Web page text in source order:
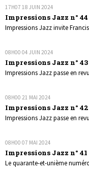
17H07 18 JUIN 2024
Impressions Jazz n°
Impressions Jazz invite
08H00 04 JUIN 2024
Impressions Jazz n°
Impressions Jazz passe en
08H00 21 MAI 2024
Impressions Jazz n°
Impressions Jazz passe en
08H00 07 MAI 2024
Impressions Jazz n°
Le quarante-et-unième